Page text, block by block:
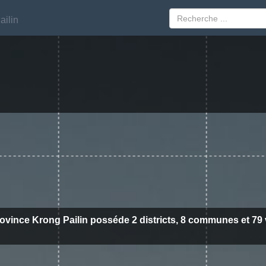
Krong Pailin posséde 2 districts, 8 communes et 79